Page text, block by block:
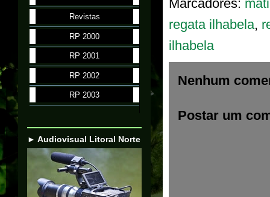
Marcadores:
regata ilhabela,
ilhabela
Nenhum
Postar um
Revistas
RP 2000
RP 2001
RP 2002
RP 2003
► Audiovisual Litoral Norte